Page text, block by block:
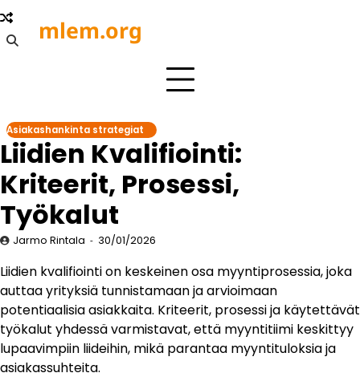
Skip
to
content
mlem.org
Asiakashankinta strategiat
Liidien Kvalifiointi:
Kriteerit, Prosessi,
Työkalut
Jarmo Rintala 30/01/2026
Liidien kvalifiointi on keskeinen osa myyntiprosessia, joka
auttaa yrityksiä tunnistamaan ja arvioimaan
potentiaalisia asiakkaita. Kriteerit, prosessi ja käytettävät
työkalut yhdessä varmistavat, että myyntitiimi keskittyy
lupaavimpiin liideihin, mikä parantaa myyntituloksia ja
asiakassuhteita.